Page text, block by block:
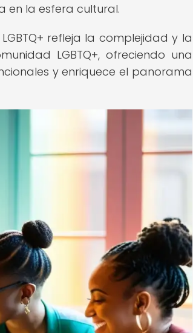
en la esfera cultural.
refleja la complejidad y la
LGBTQ+, ofreciendo una
y enriquece el panorama